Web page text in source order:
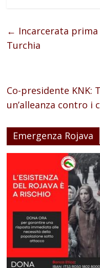
← Incarcerata
Turchia
Co-presidente KNK:
un’alleanza contro i
Emergenza Rojava